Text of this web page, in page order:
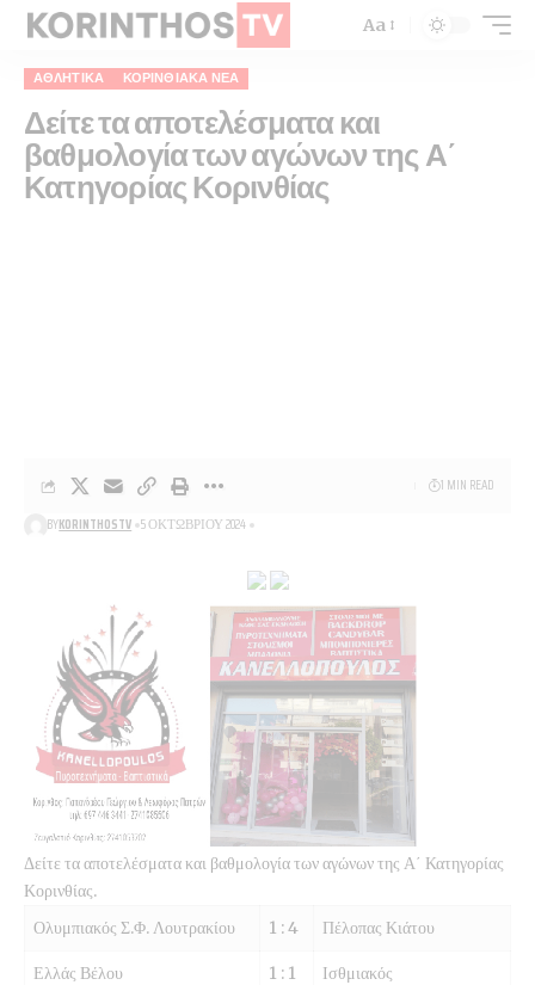
Aa
ΑΘΛΗΤΙΚΑ ΚΟΡΙΝΘΙΑΚΆ ΝΈΑ
Δείτε τα αποτελέσματα και
βαθμολογία των αγώνων της Α΄
Κατηγορίας Κορινθίας
BYKORINTHOSTV 5 ΟΚΤΩΒΡΊΟΥ 2024
1 MIN READ
Δείτε τα αποτελέσματα και βαθμολογία των αγώνων της Α΄ Κατηγορίας
Κορινθίας.
Ολυμπιακός Σ.Φ. Λουτρακίου
1 : 4 Πέλοπας Κιάτου
Ελλάς Βέλου 1 : 1 Ισθμιακός